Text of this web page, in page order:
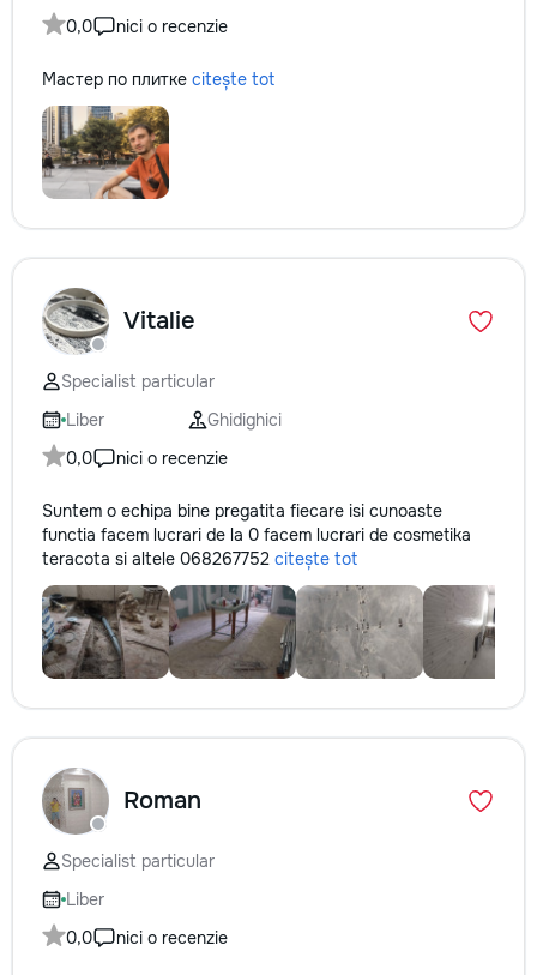
0,0
nici o recenzie
Мастер по плитке citește tot
Vitalie
Specialist particular
Liber
Ghidighici
0,0
nici o recenzie
Suntem o echipa bine pregatita fiecare isi cunoaste
functia facem lucrari de la 0 facem lucrari de cosmetika
teracota si altele 068267752 citește tot
Roman
Specialist particular
Liber
0,0
nici o recenzie